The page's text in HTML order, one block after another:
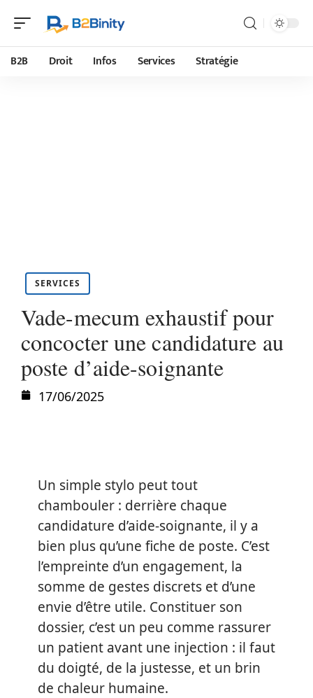
B2B Droit Infos Services Stratégie
SERVICES
Vade-mecum exhaustif pour
concocter une candidature au
poste d’aide-soignante
17/06/2025
Un simple stylo peut tout
chambouler : derrière chaque
candidature d’aide-soignante, il y a
bien plus qu’une fiche de poste. C’est
l’empreinte d’un engagement, la
somme de gestes discrets et d’une
envie d’être utile. Constituer son
dossier, c’est un peu comme rassurer
un patient avant une injection : il faut
du doigté, de la justesse, et un brin
de chaleur humaine.